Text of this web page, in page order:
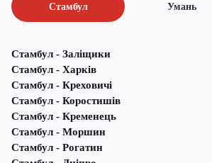
Стамбул Умань
Стамбул - Заліщики
Стамбул - Харків
Стамбул - Креховичі
Стамбул - Коростишів
Стамбул - Кременець
Стамбул - Моршин
Стамбул - Рогатин